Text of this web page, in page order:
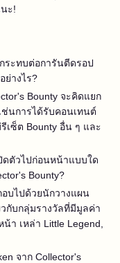
ะ!
ระทบต่อการันตีดรอป
ย่างไร?
Bounty จะคิดแยก
ช่นการได้รับคอนเทนต์
เซ็ต Bounty อื่น ๆ และ
ดตัวไปก่อนหน้าแบบใด
Bounty?
บไปด้วยนักวางแผน
กับกลุ่มรางวัลที่มีมูลค่า
า เหล่า Little Legend,
จาก Collector's